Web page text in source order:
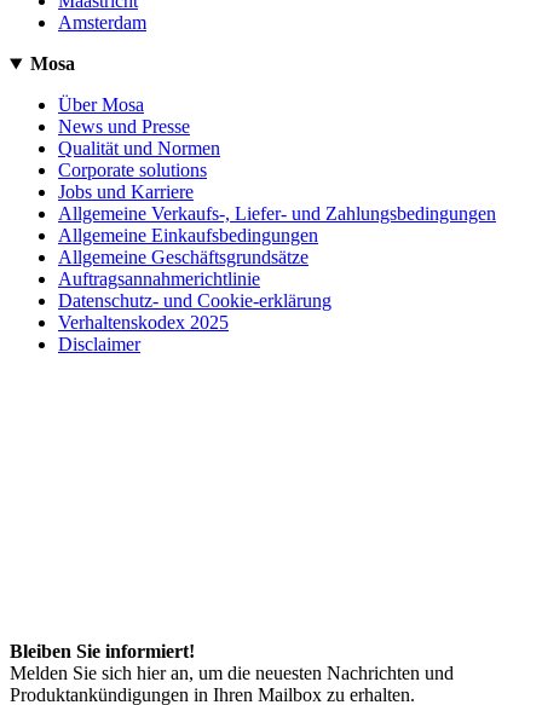
Amsterdam
Mosa
Über Mosa
News und Presse
Qualität und Normen
Corporate solutions
Jobs und Karriere
Allgemeine Verkaufs-, Liefer- und Zahlungsbedingungen
Allgemeine Einkaufsbedingungen
Allgemeine Geschäftsgrundsätze
Auftragsannahmerichtlinie
Datenschutz- und Cookie-erklärung
Verhaltenskodex 2025
Disclaimer
Bleiben Sie informiert!
Melden Sie sich hier an, um die neuesten Nachrichten und
Produktankündigungen in Ihren Mailbox zu erhalten.